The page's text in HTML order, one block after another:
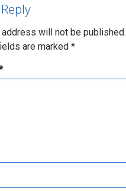
address will not be published.
are marked *